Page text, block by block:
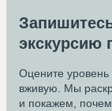
экскурсию
Оцените
вживую. Мы
и покажем,